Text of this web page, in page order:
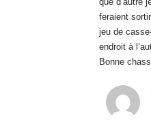
28 juillet 2016 à 10 h 40
Je comprends votre